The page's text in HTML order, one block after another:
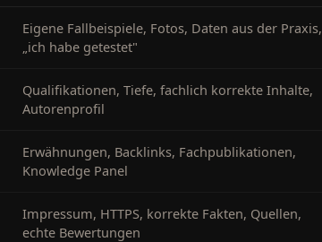
Eigene Fallbeispiele, Fotos, Daten aus der Praxis,
„ich habe getestet"
Qualifikationen, Tiefe, fachlich korrekte Inhalte,
Autorenprofil
Erwähnungen, Backlinks, Fachpublikationen,
Knowledge Panel
Impressum, HTTPS, korrekte Fakten, Quellen,
echte Bewertungen